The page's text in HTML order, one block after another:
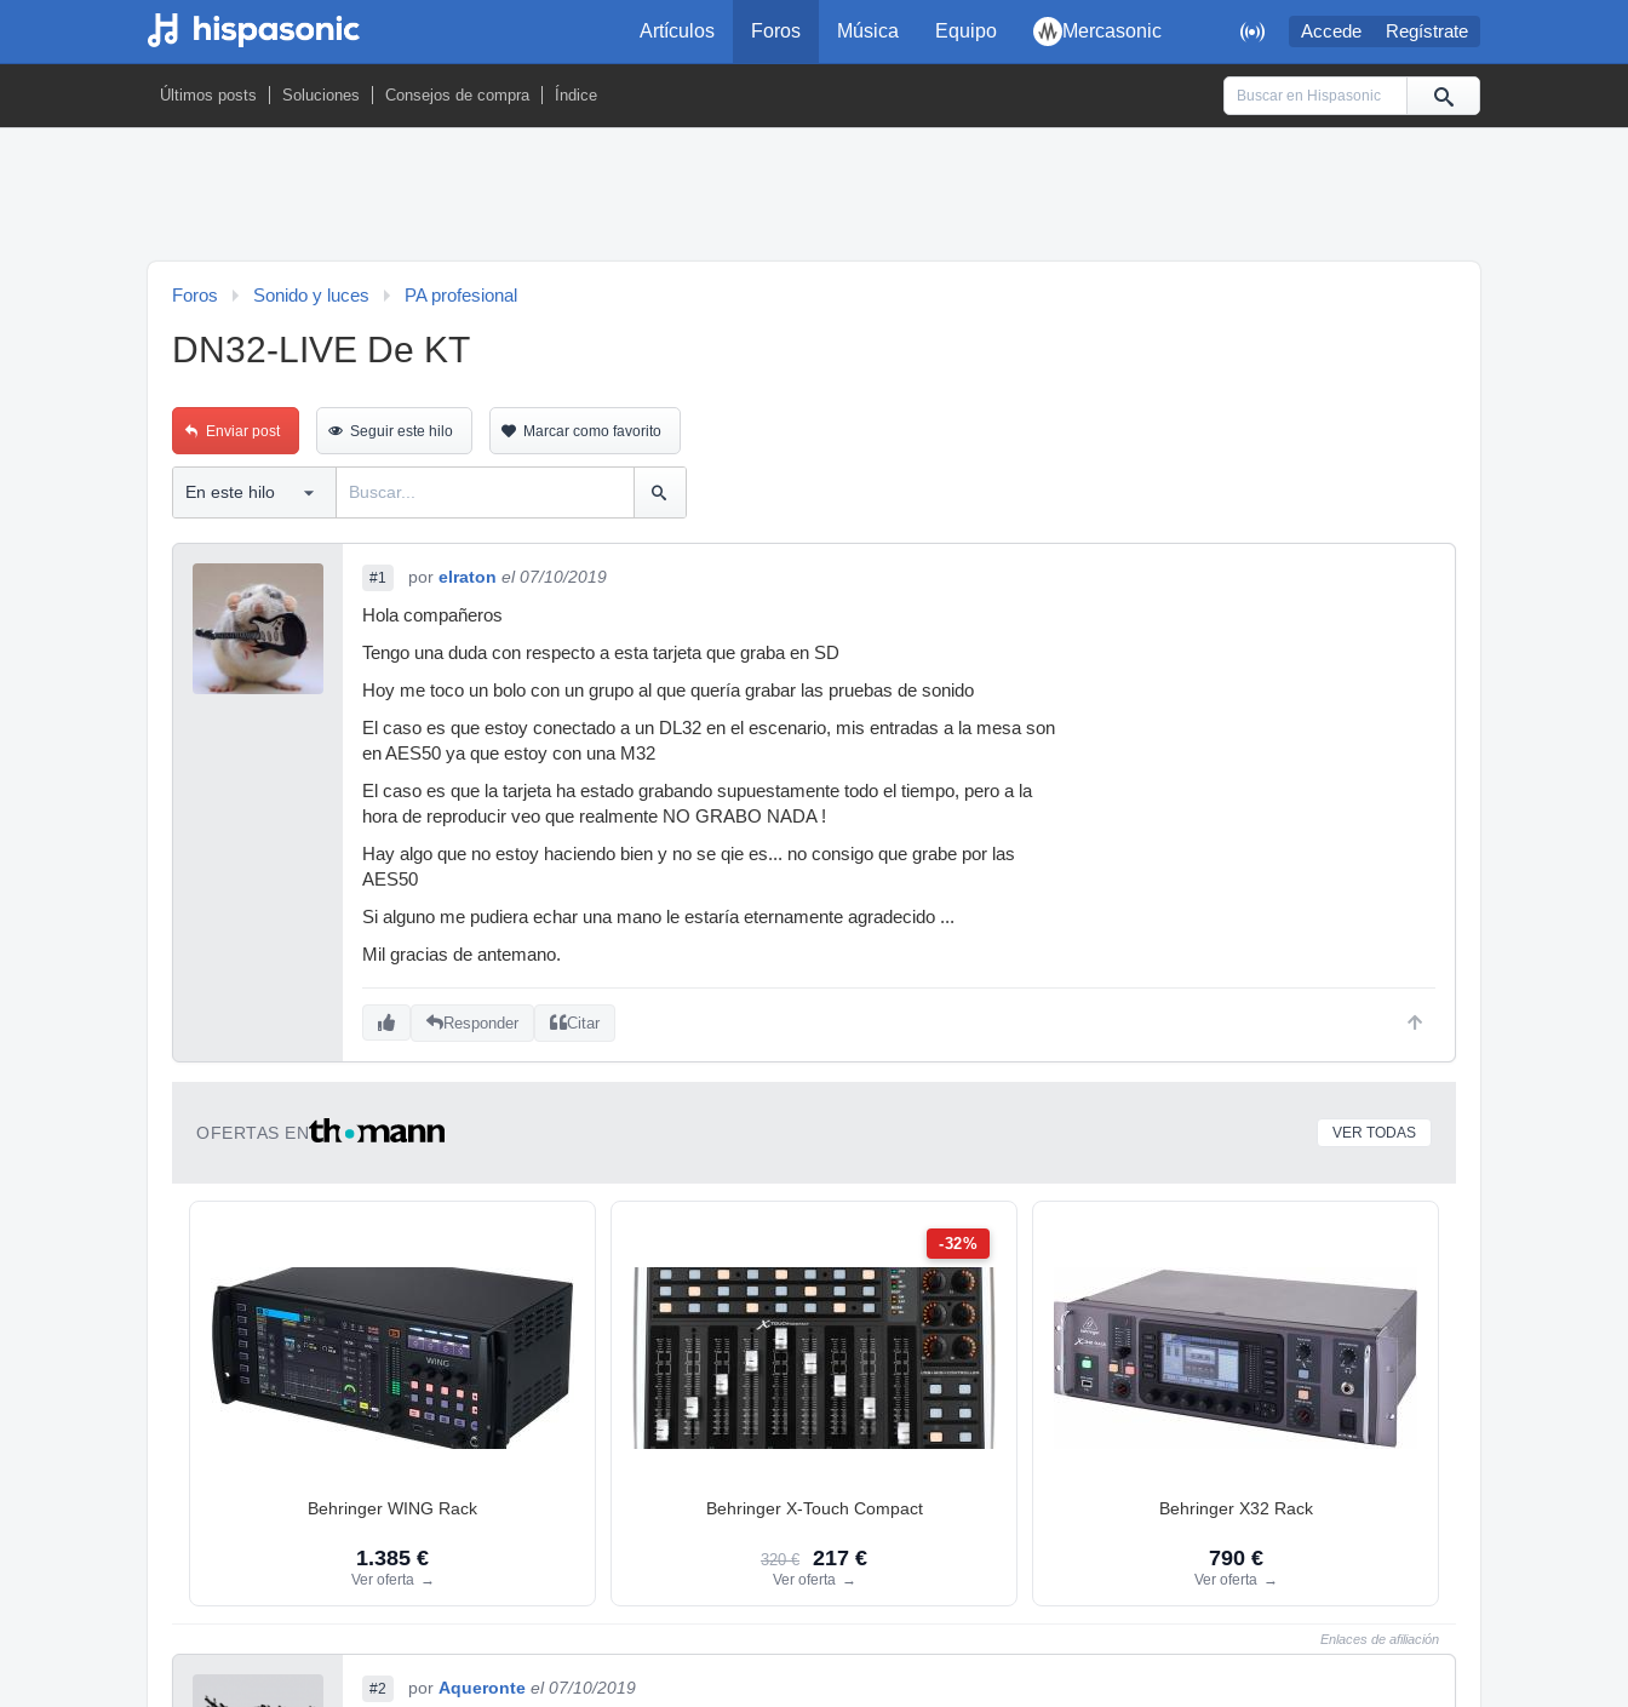
 Accede Regístrate
Artículos Foros Música Equipo Mercasonic
Últimos posts Soluciones Consejos de compra Índice
Foros Sonido y luces PA profesional
DN32-LIVE De KT
Enviar post Seguir este hilo Marcar como favorito
#1 por elraton el 07/10/2019
Hola compañeros
Tengo una duda con respecto a esta tarjeta que graba en SD
Hoy me toco un bolo con un grupo al que quería grabar las pruebas de sonido
El caso es que estoy conectado a un DL32 en el escenario, mis entradas a la mesa son
en AES50 ya que estoy con una M32
El caso es que la tarjeta ha estado grabando supuestamente todo el tiempo, pero a la
hora de reproducir veo que realmente NO GRABO NADA !
Hay algo que no estoy haciendo bien y no se qie es... no consigo que grabe por las
AES50
Si alguno me pudiera echar una mano le estaría eternamente agradecido ...
Mil gracias de antemano.
Responder Citar
OFERTAS EN VER TODAS
Behringer WING Rack
1.385 €
Ver oferta →
-32%
Behringer X-Touch Compact
320 € 217 €
Ver oferta →
Behringer X32 Rack
790 €
Ver oferta →
Enlaces de afiliación
#2 por Aqueronte el 07/10/2019